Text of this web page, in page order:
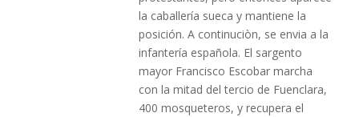
la caballería sueca y mantiene la
posición. A continuciòn, se envia a la
infantería española. El sargento
mayor Francisco Escobar marcha
con la mitad del tercio de Fuenclara,
400 mosqueteros, y recupera el